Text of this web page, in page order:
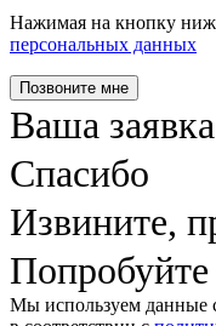
Нажимая на кнопку
персональных данных
Позвоните мне
Ваша
Спасибо
Извините,
Попробуйте
Мы используем данные